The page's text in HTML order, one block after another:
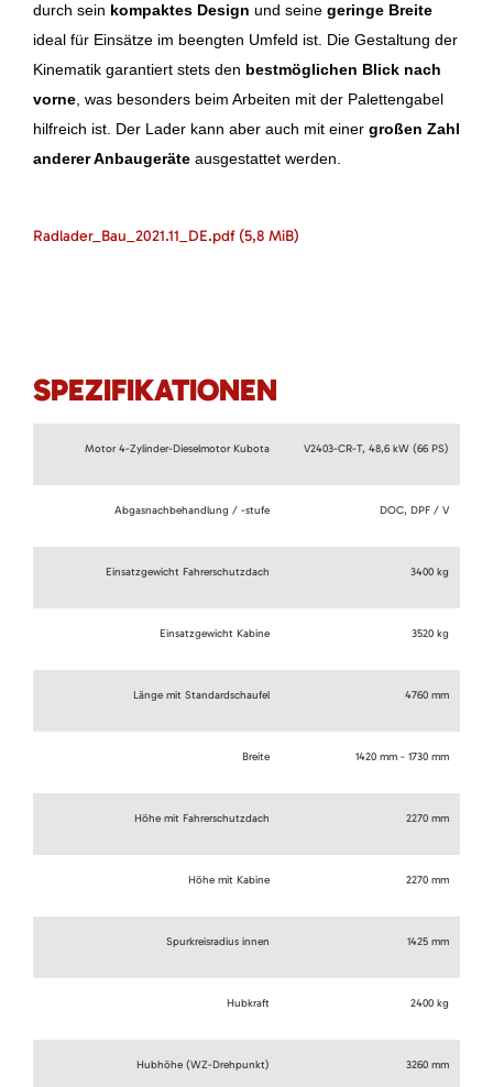
durch sein kompaktes Design und seine geringe Breite
ideal für Einsätze im beengten Umfeld ist. Die Gestaltung der
Kinematik garantiert stets den bestmöglichen Blick nach
vorne , was besonders beim Arbeiten mit der Palettengabel
hilfreich ist. Der Lader kann aber auch mit einer großen Zahl
anderer Anbaugeräte ausgestattet werden.
Radlader_Bau_2021.11_DE.pdf (5,8 MiB)
SPEZIFIKATIONEN
Motor 4-Zylinder-Dieselmotor Kubota V2403-CR-T, 48,6 kW (66 PS)
Abgasnachbehandlung / -stufe DOC, DPF / V
Einsatzgewicht Fahrerschutzdach 3400 kg
Einsatzgewicht Kabine 3520 kg
Länge mit Standardschaufel 4760 mm
Breite 1420 mm - 1730 mm
Höhe mit Fahrerschutzdach 2270 mm
Höhe mit Kabine 2270 mm
Spurkreisradius innen 1425 mm
Hubkraft 2400 kg
Hubhöhe (WZ-Drehpunkt) 3260 mm